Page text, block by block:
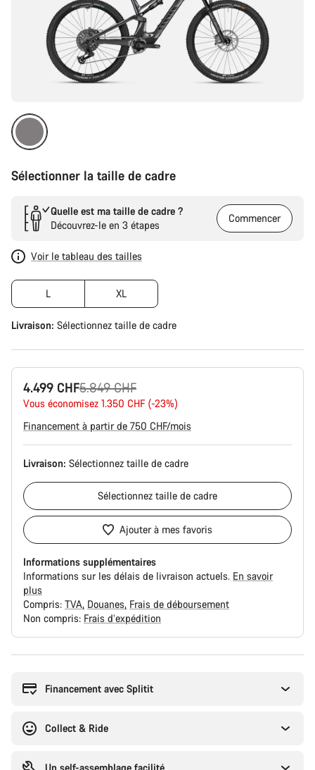
Sélectionner la taille de cadre
Quelle est ma taille de cadre ?
Découvrez-le en 3 étapes
Commencer
Voir le tableau des tailles
L XL
Livraison: Sélectionnez taille de cadre
4.499 CHF
Prix
d’origine
5.849 CHF
Vous économisez 1.350 CHF (-23%)
Financement à partir de 750 CHF/mois
Livraison: Sélectionnez taille de cadre
Sélectionnez taille de cadre
Ajouter à mes favoris
Informations supplémentaires
Informations sur les délais de livraison actuels. En savoir
plus
Compris: TVA Douanes Frais de déboursement
Non compris: Frais d’expédition
Financement avec Splitit
Collect & Ride